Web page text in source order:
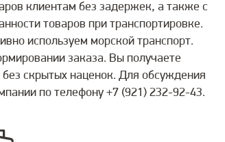
клиентам без задержек, а также с
товаров при транспортировке.
используем морской транспорт.
заказа. Вы получаете
скрытых наценок. Для обсуждения
по телефону +7 (921) 232-92-43.